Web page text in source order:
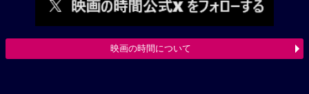
映画の時間について